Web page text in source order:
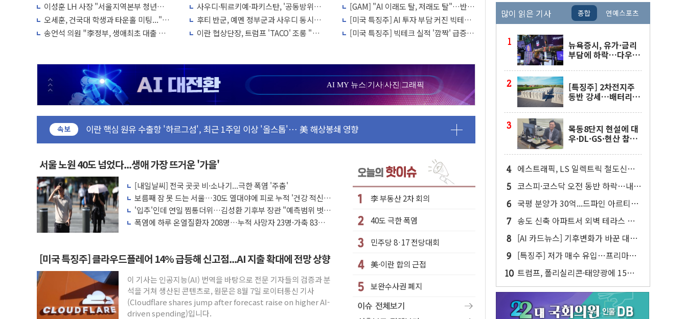
이성훈 LH 사장 "서울지역본부 청년주
택으로"…직원 사기 회복도 숙제
오세훈, 건국대 학생과 타운홀 미팅..."청
년 주택 7.4만가구 공급 실현"
송언석 의원 "李정부, 생애최초 대출 6억
사우디·튀르키예·파키스탄, '공동방위
협정' 체결… 수니파 국가들의 새 안보
협력 구도
후티 반군, 예멘 정부군과 사우디 동시 공
격… 위기 고조되는 또 다른 중동 화약고
이란 협상단장, 트럼프 'TACO' 조롱 "쇼
[GAM] "AI 이래도 탈, 저래도 탈"…반도
체·빅테크 현기증 장세, 왜?
[미국 특징주] AI 투자 부담 커진 빅테
크…2.3조 달러 클라우드 수주가 버팀목
[미국 특징주] 빅테크 실적 '깜짝' 급증의
AI MY 뉴스|기사|사진 |그래픽
속보
뉴욕증시, 고용 쇼크에 금리 인상 우려 후퇴…S&P500 최고치
트럼프, 쿡 연준 이사 해임 재추진…"26일까지 의혹 소명" 요구
유럽증시, 美 고용 예상 밖 부진에 연준 금리 인상 가능성 낮아지며 상승… STOXX 600 지수는 나흘 연속
[종합] 이슬람 수니파 3국, '공동방위협정' 체결… 이스라엘·이란 위협에 맞설 자체 억지력 강화
트럼프, 백신·자폐증 행정명령 검토…"이르면 다음 주"
美 항소법원, 백악관 무도회장 공사 중단 명령…트럼프 제동
이란 핵심 원유 수출항 '하르그섬', 최근 1주일 이상 '올스톱'… 美 해상봉쇄 영향
美 고용 쇼크에 엔화 장중 급등…시장은 "또 개입했나" 촉각
[AI MY 뉴스] 뉴욕 반도체주 프리뷰...美 고용 쇼크에 반도체주 '활짝'
뉴욕증시 프리뷰, 美 고용 쇼크에 금리 인상 우려 후퇴…나스닥 선물 1%대 상승
[종합] 美 7월 고용 2만3000명 감소 '쇼크'…9월 금리 인상 기대 후퇴
[사진] 이슬람 수니파 3개국, 공동방위협정 체결
뉴욕증시 개장 전 특징주...아틀라시안·클라우드플레어·태양광주↑ VS 트레이드데스크·웬디스↓
보훈부, 미 DPAA와 MOU… "6·25 미군 실종자 7359명 끝까지 찾겠다"
트럼프 "금리 내려야"…파월 때와 달리 워시엔 톤 낮춰
특정 정치인 측근 포항시 정책특보 내정설...포항시 '시끌'
李 "해남 태양광, 대한민국 다음 100년 밑거름…수도권 집중 완화 전환점"
李 대통령, '6시간 마라톤 부동산 2차 회의' 주재… "전폭적 공급 확대·속도전 총력"
트럼프, 中 겨냥 폴리실리콘 관세 15% 부과…美 태양광주 급등
서울 노원 40도 넘었다...생애 가장 뜨거운 '가을'
[내일날씨] 전국 곳곳 비·소나기...극한 폭염 '주춤'
보름째 잠 못 드는 서울…30도 열대야에 피로 누적 '건강 적신
호'
'입추'인데 연일 찜통더위…김성환 기후부 장관 "예측범위 벗어
나도 즉시대응"
폭염에 하루 온열질환자 208명…누적 사망자 23명·가축 83만
[미국 특징주] 클라우드플레어 14% 급등해 신고점...AI 지출 확대에 전망 상향
이 기사는 인공지능(AI) 번역을 바탕으로 전문 기자들의 검증과 분
석을 거쳐 생산된 콘텐츠로, 원문은 8월 7일 로이터통신 기사
(Cloudflare shares jump after forecast raise on higher AI-
driven spending)입니다.
李 부동산 2차 회의
40도 극한 폭염
민주당 8·17 전당대회
美·이란 합의 근접
보완수사권 폐지
많이 읽은 기사 종합 연예스포츠
뉴욕증시, 유가·금리
부담에 하락…다우 5
[특징주] 2차전지주
동반 강세…배터리3
목동8단지 현설에 대
우·DL·GS·현산 참
가' 조건
에스트래픽, LS 일렉트릭 철도신호
사업 인수 계약
코스피·코스닥 오전 동반 하락…내
린 종목이 두 배 넘어
국평 분양가 30억...드파인 아르티아
15가구 '줍줍' 나왔다
송도 신축 아파트서 외벽 테라스 떨
어져…SK에코플랜트 "전수 조사"
[AI 카드뉴스] 기후변화가 바꾼 대한
민국 여름
[특징주] 저가 매수 유입…프리마켓
대형주 소폭 반등
트럼프, 폴리실리콘·태양광에 15%
관세…한국 등엔 '합산 상한' 적용